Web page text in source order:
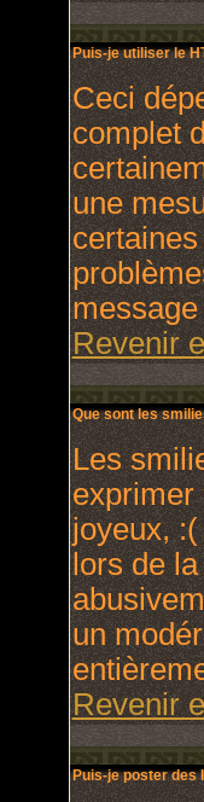
Puis-je utiliser le
Ceci
complet
une
Revenir
Que sont les
Les
exprimer
joyeux,
lors de
un
Revenir
Puis-je poster des